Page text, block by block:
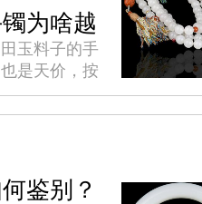
是最优质
企及，所以
统”，自然
为啥越
玉料子的手
是天价，按
常见，最受
很多，优质
少，那为
鉴别？